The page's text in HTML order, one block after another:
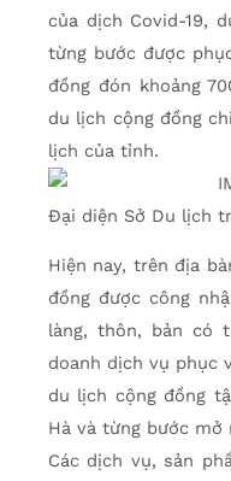
của dịch Covid-19,
từng bước được
đồng đón khoảng
du lịch cộng đồng
lịch của tỉnh.
Đại diện Sở Du lịch
Hiện nay, trên địa
đồng được công
làng, thôn, bản có
doanh dịch vụ phục
du lịch cộng đồng
Hà và từng bước mở
Các dịch vụ, sản